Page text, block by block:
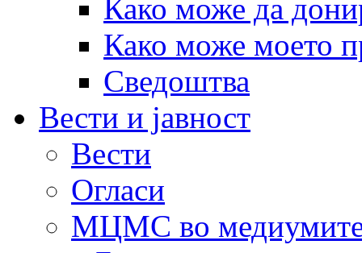
Како може да
Како може моето
Сведоштва
Вести и јавност
Вести
Огласи
МЦМС во